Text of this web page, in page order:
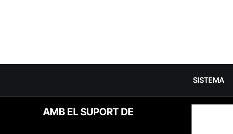
SISTEMA
AMB EL SUPORT DE